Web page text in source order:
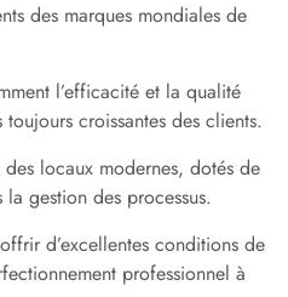
des marques mondiales de
l’efficacité et la qualité
croissantes des clients.
locaux modernes, dotés de
gestion des processus.
d’excellentes conditions de
professionnel à